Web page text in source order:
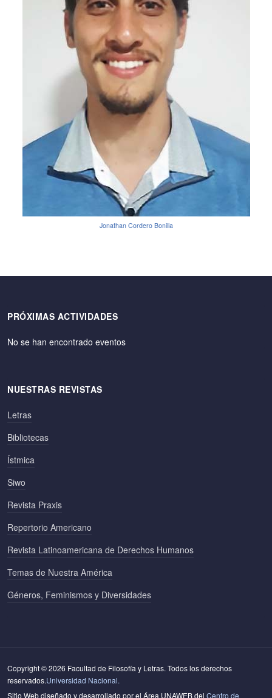
Jonathan Cordero Bonilla
PRÓXIMAS ACTIVIDADES
No se han encontrado eventos
NUESTRAS REVISTAS
Letras
Bibliotecas
Ístmica
Siwo
Revista Praxis
Repertorio Americano
Revista Latinoamericana de Derechos Humanos
Temas de Nuestra América
Géneros, Feminismos y Diversidades
Copyright © 2026 Facultad de Filosofía y Letras. Todos los derechos
reservados.Universidad Nacional.
Sitio Web diseñado y desarrollado por el Área UNAWEB del Centro de